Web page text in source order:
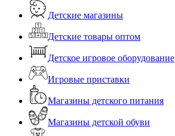
Детские магазины
Детские товары оптом
Детское игровое оборудование
Игровые приставки
Магазины детского питания
Магазины детской обуви